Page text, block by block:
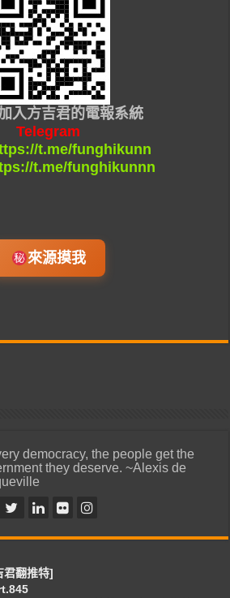
入方吉君的電報系統
Telegram
t.me/funghikunn
t.me/funghikunnn
來源摸我
democracy, the people get the
they deserve. ~Alexis de
翻推特]